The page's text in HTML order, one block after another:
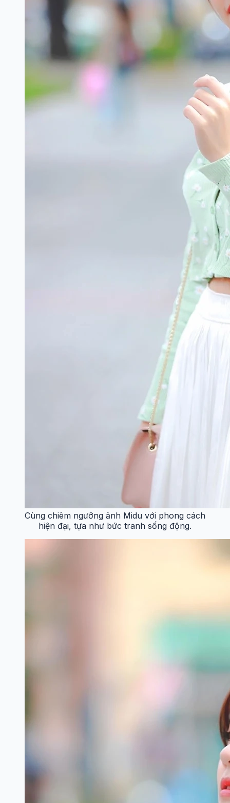
Cùng chiêm ngưỡng ảnh Midu với phong cách
hiện đại, tựa như bức tranh sống động.